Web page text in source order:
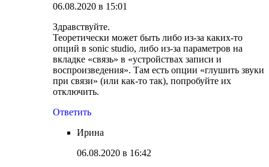
06.08.2020 в 15:01
Здравствуйте.
Теоретически может быть либо из-за каких-то
опций в sonic studio, либо из-за параметров на
вкладке «связь» в «устройствах записи и
воспроизведения». Там есть опции «глушить звуки
при связи» (или как-то так), попробуйте их
отключить.
Ответить
Ирина
06.08.2020 в 16:42